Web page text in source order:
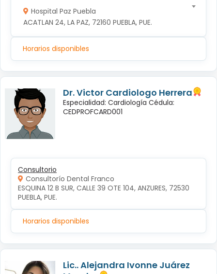
Hospital Paz Puebla
ACATLAN 24, LA PAZ, 72160 PUEBLA, PUE.
Horarios disponibles
Dr. Victor Cardiologo Herrera
Especialidad: Cardiología Cédula:
CEDPROFCARD001
Consultorio
Consultorío Dental Franco
ESQUINA 12 B SUR, CALLE 39 OTE 104, ANZURES, 72530
PUEBLA, PUE.
Horarios disponibles
Lic.. Alejandra Ivonne Juárez